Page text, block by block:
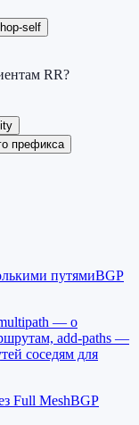
self
RR?
префикса
путямиBGP
— о
add-paths —
соседям для
Full MeshBGP